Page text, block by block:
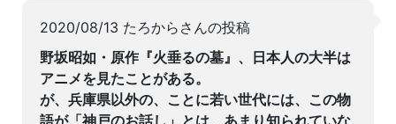
2020/08/13 たろからさんの投稿
野坂昭如・原作『火垂るの墓』、日本人の大半は
アニメを見たことがある。
が、兵庫県以外の、ことに若い世代には、この物
語が「神戸のお話し」とは、あまり知られていな